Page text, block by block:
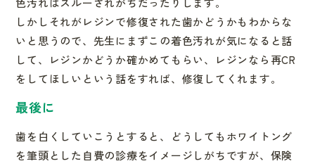
しかしそれがレジンで修復された歯かどうかもわからな
いと思うので、先生にまずこの着色汚れが気になると話
して、レジンかどうか確かめてもらい、レジンなら再CR
をしてほしいという話をすれば、修復してくれます。
最後に
歯を白くしていこうとすると、どうしてもホワイトング
を筆頭とした自費の診療をイメージしがちですが、 保険